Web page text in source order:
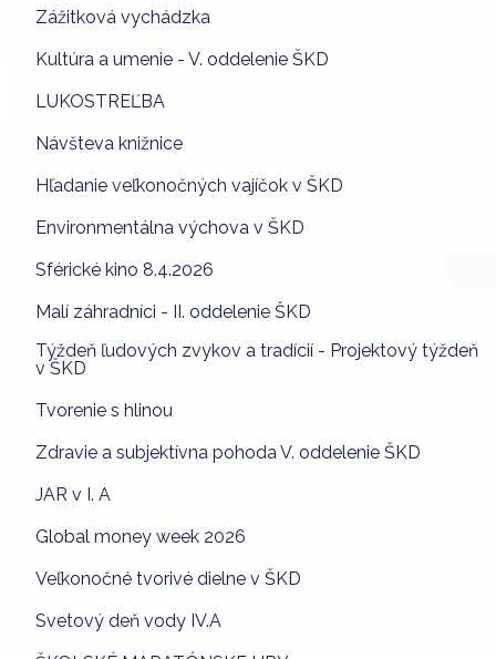
Zážitková vychádzka
Kultúra a umenie - V. oddelenie ŠKD
LUKOSTREĽBA
Návšteva knižnice
Hľadanie veľkonočných vajíčok v ŠKD
Environmentálna výchova v ŠKD
Sférické kino 8.4.2026
Malí záhradníci - II. oddelenie ŠKD
Týždeň ľudových zvykov a tradícií - Projektový týždeň
v ŠKD
Tvorenie s hlinou
Zdravie a subjektívna pohoda V. oddelenie ŠKD
JAR v I. A
Global money week 2026
Veľkonočné tvorivé dielne v ŠKD
Svetový deň vody IV.A